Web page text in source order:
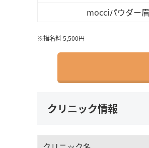
mocciパウダー眉
※指名料 5,500円
クリニック情報